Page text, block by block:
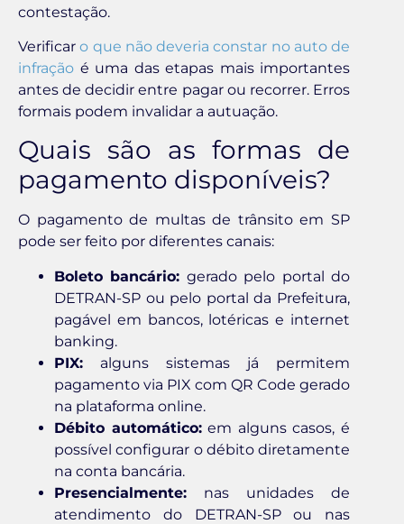
contestação.
Verificaro que não deveria constar no auto de
infração é uma das etapas mais importantes
antes de decidir entre pagar ou recorrer. Erros
formais podem invalidar a autuação.
Quais são as formas de
pagamento disponíveis?
O pagamento de multas de trânsito em SP
pode ser feito por diferentes canais:
Boleto bancário: gerado pelo portal do
DETRAN-SP ou pelo portal da Prefeitura,
pagável em bancos, lotéricas e internet
banking.
PIX: alguns sistemas já permitem
pagamento via PIX com QR Code gerado
na plataforma online.
Débito automático:em alguns casos, é
possível configurar o débito diretamente
na conta bancária.
Presencialmente: nas unidades de
atendimento do DETRAN-SP ou nas